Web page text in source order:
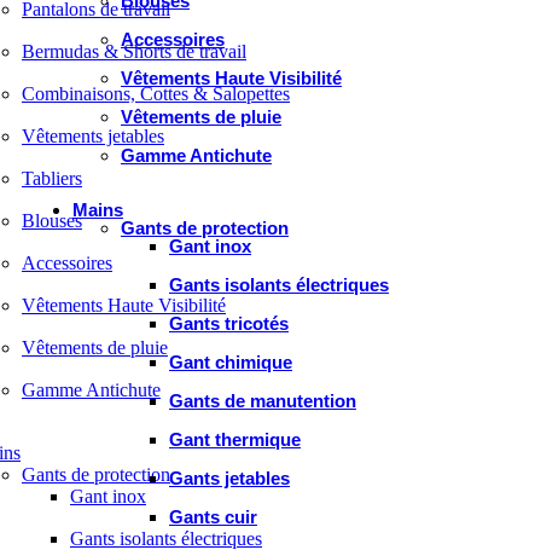
Accessoires
Vêtements Haute Visibilité
Vêtements de pluie
Gamme Antichute
Mains
Gants de protection
Gant inox
Gants isolants électriques
Gants tricotés
Gant chimique
Gants de manutention
Gant thermique
Gants jetables
Gants cuir
Pantalons de travail
Bermudas & Shorts de travail
Combinaisons, Cottes & Salopettes
Vêtements jetables
Tabliers
Blouses
Accessoires
Vêtements Haute Visibilité
Vêtements de pluie
Gamme Antichute
Gants de protection
Gant inox
Gants isolants électriques